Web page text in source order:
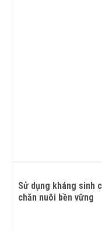
Sử dụng kháng sinh
chăn nuôi bền vững